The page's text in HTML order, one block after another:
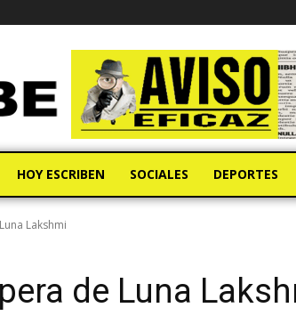
HOY ESCRIBEN SOCIALES DEPORTES
Lakshmi
de Luna